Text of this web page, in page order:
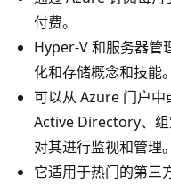
付费。
Hyper-V 和服务器管
化和存储概念和技能。
可以从 Azure 门户
Active Directory、
对其进行监视和管理。
它适用于热门的第三